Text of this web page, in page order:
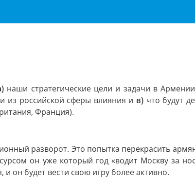
наши стратегические цели и задачи в
из российской сферы влияния и в) что будут
Франция).
разворот. Это попытка перекрасить
он уже который год «водит Москву за
он будет вести свою игру более активно.